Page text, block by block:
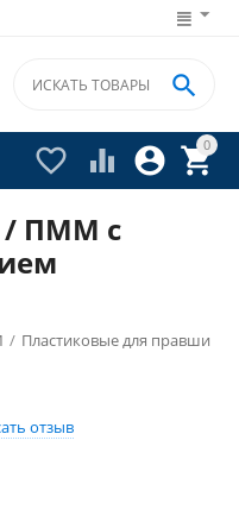
0


 

/ ПММ с
/ Пластиковые для правши
отзыв